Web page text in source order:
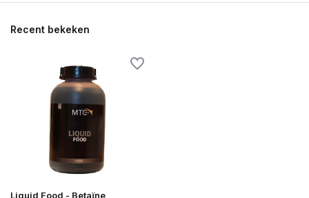
Recent bekeken
Liquid Food - Betaïne